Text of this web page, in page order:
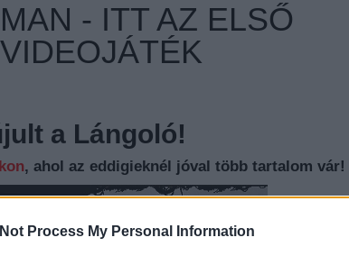
Process My Personal Information
- ITT AZ ELSŐ
a Lángoló!
, ahol az eddigieknél jóval több tartalom vár!